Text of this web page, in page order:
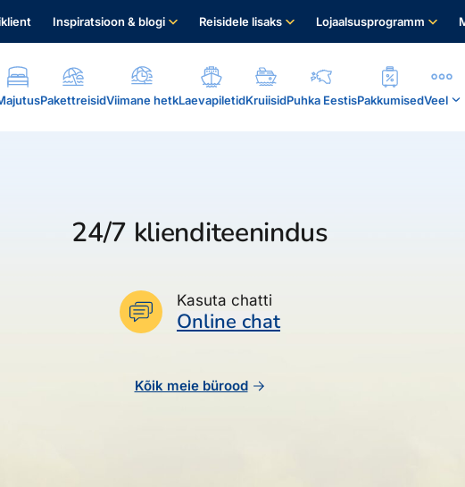
Inspiratsioon & blogi Reisidele lisaks Lojaalsusprogramm
PakettreisidViimane hetkLaevapiletidKruiisidPuhka EestisPakkumisedVeel
24/7 klienditeenindus
Kasuta chatti
Online chat
Kõik meie bürood